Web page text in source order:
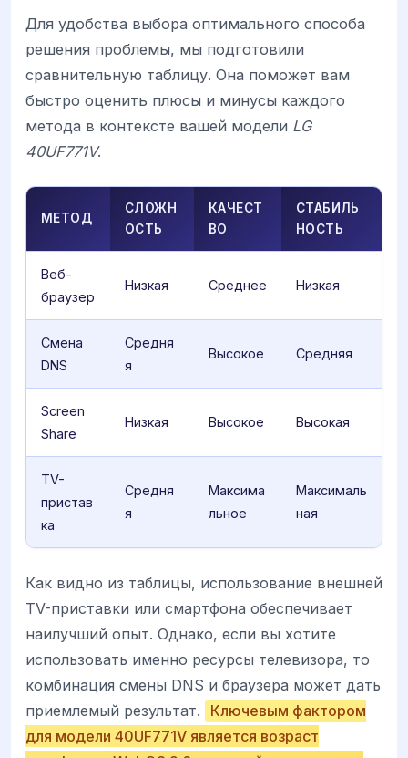
Для удобства выбора оптимального способа
решения проблемы, мы подготовили
сравнительную таблицу. Она поможет вам
быстро оценить плюсы и минусы каждого
метода в контексте вашей модели LG
40UF771V.
МЕТОД
СЛОЖН
ОСТЬ
КАЧЕСТ
ВО
СТАБИЛЬ
НОСТЬ
Веб-
браузер
Низкая Среднее Низкая
Смена
DNS
Средня
я
Высокое Средняя
Screen
Share
Низкая Высокое Высокая
TV-
пристав
ка
Средня
я
Максима
льное
Максималь
ная
Как видно из таблицы, использование внешней
TV-приставки или смартфона обеспечивает
наилучший опыт. Однако, если вы хотите
использовать именно ресурсы телевизора, то
комбинация смены DNS и браузера может дать
приемлемый результат.
Ключевым фактором
для модели 40UF771V является возраст